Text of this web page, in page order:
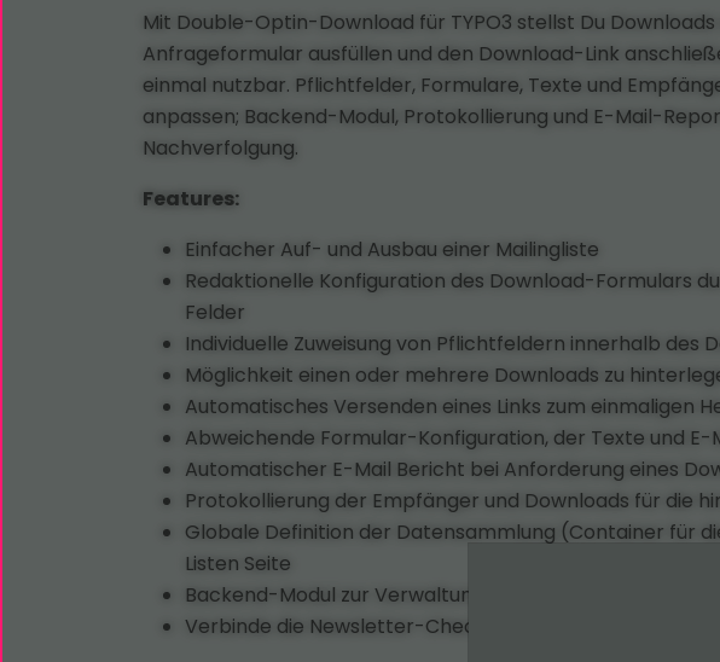
Mit Double-Optin-Download für TYPO3 stellst Du
Anfrageformular ausfüllen und den Download-Link
einmal nutzbar. Pflichtfelder, Formulare, Texte und
anpassen; Backend-Modul, Protokollierung und E-Mail-
Nachverfolgung.
Features:
Einfacher Auf- und Ausbau einer Mailingliste
Redaktionelle Konfiguration des Download-Formulars
Felder
Individuelle Zuweisung von Pflichtfeldern innerhalb des
Möglichkeit einen oder mehrere Downloads zu
Automatisches Versenden eines Links zum einmaligen
Abweichende Formular-Konfiguration, der Texte und
Automatischer E-Mail Bericht bei Anforderung eines
Protokollierung der Empfänger und Downloads für die
Globale Definition der Datensammlung (Container für
Listen Seite
Backend-Modul zur Verwaltung von Download und
Verbinde die Newsletter-Checkbox mit CleverReach